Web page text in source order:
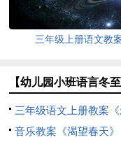
三年级上册语文教
【幼儿园小班语言冬
三年级语文上册教案
的集合》
音乐教案《渴望春天》